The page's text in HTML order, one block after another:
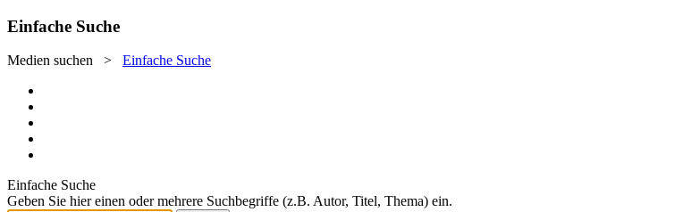
Einfache Suche
Medien suchen > Einfache Suche
Einfache Suche
Geben Sie hier einen oder mehrere Suchbegriffe (z.B. Autor, Titel, Thema) ein.